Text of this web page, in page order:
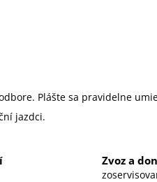
Plášte sa pravidelne
jazdci.
Zvoz a